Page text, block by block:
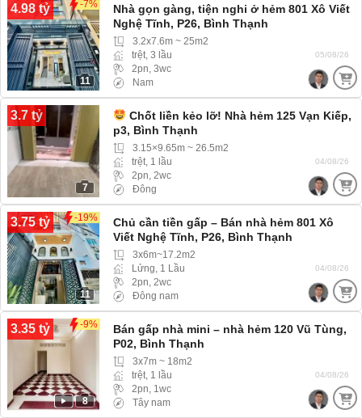
4.98 tỷ -7%
11
Nhà gọn gàng, tiện nghi ở hẻm 801 Xô Viết
Nghệ Tĩnh, P26, Bình Thạnh
3.2x7.6m ~ 25m2
trệt, 3 lầu
2pn, 3wc
Nam
05/08/26
3.7 tỷ
7
Chốt liền kẻo lỡ! Nhà hẻm 125 Vạn Kiếp,
p3, Bình Thạnh
3.15×9.65m ~ 26.5m2
trệt, 1 lầu
2pn, 2wc
Đông
04/08/26
3.75 tỷ -19%
11
Chủ cần tiền gấp – Bán nhà hẻm 801 Xô
Viết Nghệ Tĩnh, P26, Bình Thạnh
3x6m~17.2m2
Lửng, 1 Lầu
2pn, 2wc
Đông nam
04/08/26
3.35 tỷ -9%
8
Bán gấp nhà mini – nhà hẻm 120 Vũ Tùng,
P02, Bình Thạnh
3x7m ~ 18m2
trệt, 1 lầu
2pn, 1wc
Tây nam
04/08/26